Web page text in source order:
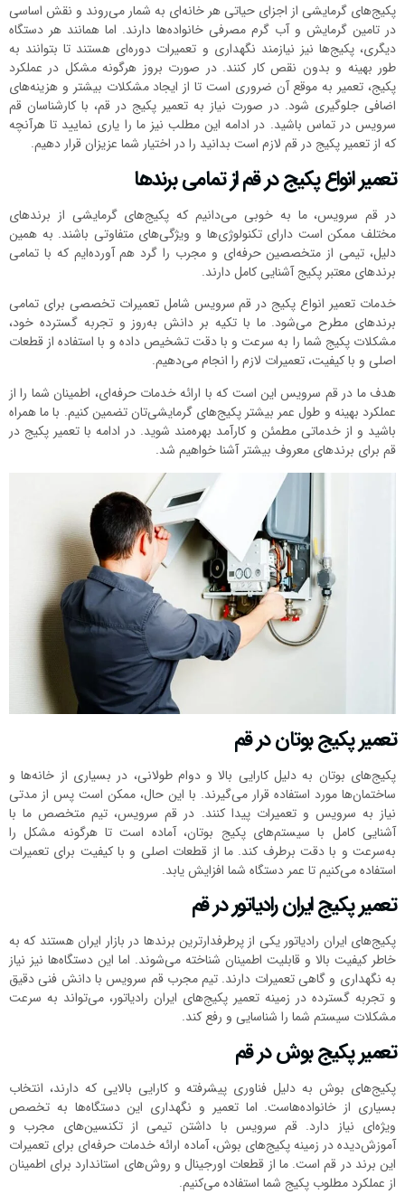
پکیج‌های گرمایشی از اجزای حیاتی هر خانه‌ای به شمار می‌روند و نقش اساسی
در تامین گرمایش و آب گرم مصرفی خانواده‌ها دارند. اما همانند هر دستگاه
دیگری، پکیج‌ها نیز نیازمند نگهداری و تعمیرات دوره‌ای هستند تا بتوانند به
طور بهینه و بدون نقص کار کنند. در صورت بروز هرگونه مشکل در عملکرد
پکیج، تعمیر به موقع آن ضروری است تا از ایجاد مشکلات بیشتر و هزینه‌های
اضافی جلوگیری شود. در صورت نیاز به تعمیر پکیج در قم، با کارشناسان قم
سرویس در تماس باشید. در ادامه این مطلب نیز ما را یاری نمایید تا هرآنچه
که از تعمیر پکیج در قم لازم است بدانید را در اختیار شما عزیزان قرار دهیم.
تعمیر انواع پکیج در قم از تمامی برندها
در قم سرویس، ما به خوبی می‌دانیم که پکیج‌های گرمایشی از برندهای
مختلف ممکن است دارای تکنولوژی‌ها و ویژگی‌های متفاوتی باشند. به همین
دلیل، تیمی از متخصصین حرفه‌ای و مجرب را گرد هم آورده‌ایم که با تمامی
برندهای معتبر پکیج آشنایی کامل دارند.
خدمات تعمیر انواع پکیج در قم سرویس شامل تعمیرات تخصصی برای تمامی
برندهای مطرح می‌شود. ما با تکیه بر دانش به‌روز و تجربه گسترده خود،
مشکلات پکیج شما را به سرعت و با دقت تشخیص داده و با استفاده از قطعات
اصلی و با کیفیت، تعمیرات لازم را انجام می‌دهیم.
هدف ما در قم سرویس این است که با ارائه خدمات حرفه‌ای، اطمینان شما را از
عملکرد بهینه و طول عمر بیشتر پکیج‌های گرمایشی‌تان تضمین کنیم. با ما همراه
باشید و از خدماتی مطمئن و کارآمد بهره‌مند شوید. در ادامه با تعمیر پکیج در
قم برای برندهای معروف بیشتر آشنا خواهیم شد.
تعمیر پکیج بوتان در قم
پکیج‌های بوتان به دلیل کارایی بالا و دوام طولانی، در بسیاری از خانه‌ها و
ساختمان‌ها مورد استفاده قرار می‌گیرند. با این حال، ممکن است پس از مدتی
نیاز به سرویس و تعمیرات پیدا کنند. در قم سرویس، تیم متخصص ما با
آشنایی کامل با سیستم‌های پکیج بوتان، آماده است تا هرگونه مشکل را
به‌سرعت و با دقت برطرف کند. ما از قطعات اصلی و با کیفیت برای تعمیرات
استفاده می‌کنیم تا عمر دستگاه شما افزایش یابد.
تعمیر پکیج ایران رادیاتور در قم
پکیج‌های ایران رادیاتور یکی از پرطرفدارترین برندها در بازار ایران هستند که به
خاطر کیفیت بالا و قابلیت اطمینان شناخته می‌شوند. اما این دستگاه‌ها نیز نیاز
به نگهداری و گاهی تعمیرات دارند. تیم مجرب قم سرویس با دانش فنی دقیق
و تجربه گسترده در زمینه تعمیر پکیج‌های ایران رادیاتور، می‌تواند به سرعت
مشکلات سیستم شما را شناسایی و رفع کند.
تعمیر پکیج بوش در قم
پکیج‌های بوش به دلیل فناوری پیشرفته و کارایی بالایی که دارند، انتخاب
بسیاری از خانواده‌هاست. اما تعمیر و نگهداری این دستگاه‌ها به تخصص
ویژه‌ای نیاز دارد. قم سرویس با داشتن تیمی از تکنسین‌های مجرب و
آموزش‌دیده در زمینه پکیج‌های بوش، آماده ارائه خدمات حرفه‌ای برای تعمیرات
این برند در قم است. ما از قطعات اورجینال و روش‌های استاندارد برای اطمینان
از عملکرد مطلوب پکیج شما استفاده می‌کنیم.